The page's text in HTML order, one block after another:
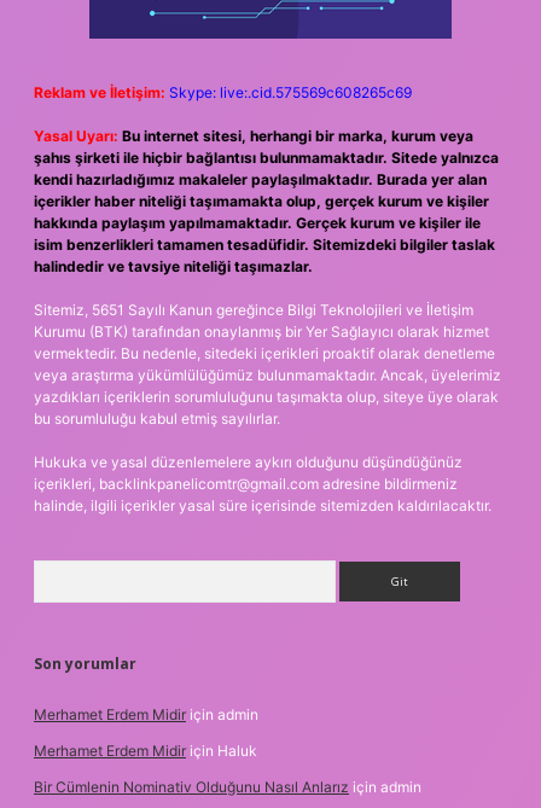
Reklam ve İletişim: Skype: live:.cid.575569c608265c69
Yasal Uyarı: Bu internet sitesi, herhangi bir marka, kurum veya
şahıs şirketi ile hiçbir bağlantısı bulunmamaktadır. Sitede yalnızca
kendi hazırladığımız makaleler paylaşılmaktadır. Burada yer alan
içerikler haber niteliği taşımamakta olup, gerçek kurum ve kişiler
hakkında paylaşım yapılmamaktadır. Gerçek kurum ve kişiler ile
isim benzerlikleri tamamen tesadüfidir. Sitemizdeki bilgiler taslak
halindedir ve tavsiye niteliği taşımazlar.
Sitemiz, 5651 Sayılı Kanun gereğince Bilgi Teknolojileri ve İletişim
Kurumu (BTK) tarafından onaylanmış bir Yer Sağlayıcı olarak hizmet
vermektedir. Bu nedenle, sitedeki içerikleri proaktif olarak denetleme
veya araştırma yükümlülüğümüz bulunmamaktadır. Ancak, üyelerimiz
yazdıkları içeriklerin sorumluluğunu taşımakta olup, siteye üye olarak
bu sorumluluğu kabul etmiş sayılırlar.
Hukuka ve yasal düzenlemelere aykırı olduğunu düşündüğünüz
içerikleri, backlinkpanelicomtr@gmail.com adresine bildirmeniz
halinde, ilgili içerikler yasal süre içerisinde sitemizden kaldırılacaktır.
Son yorumlar
Merhamet Erdem Midir için admin
Merhamet Erdem Midir için Haluk
Bir Cümlenin Nominativ Olduğunu Nasıl Anlarız için admin